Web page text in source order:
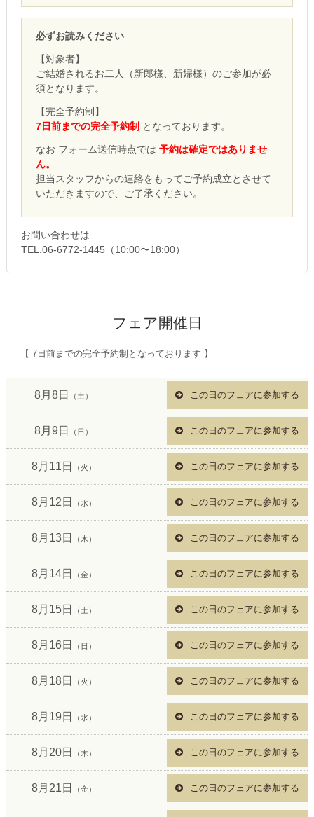
必ずお読みください
【対象者】
ご結婚されるお二人（新郎様、新婦様）のご参加が必
須となります。
【完全予約制】
7日前までの完全予約制 となっております。
なお フォーム送信時点では 予約は確定ではありませ
ん。
担当スタッフからの連絡をもってご予約成立とさせて
いただきますので、ご了承ください。
お問い合わせは
TEL.06-6772-1445（10:00〜18:00）
フェア開催日
【 7日前までの完全予約制となっております 】
8月8日 （土） この日のフェアに参加する
8月9日 （日） この日のフェアに参加する
8月11日 （火） この日のフェアに参加する
8月12日 （水） この日のフェアに参加する
8月13日 （木） この日のフェアに参加する
8月14日 （金） この日のフェアに参加する
8月15日 （土） この日のフェアに参加する
8月16日 （日） この日のフェアに参加する
8月18日 （火） この日のフェアに参加する
8月19日 （水） この日のフェアに参加する
8月20日 （木） この日のフェアに参加する
8月21日 （金） この日のフェアに参加する